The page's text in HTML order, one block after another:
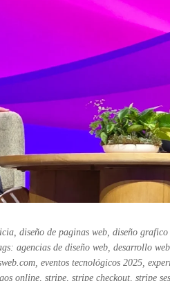
diseño de paginas web diseño
agencias de diseño web desarrollo
eventos tecnológicos 2025
online stripe stripe checkout stripe